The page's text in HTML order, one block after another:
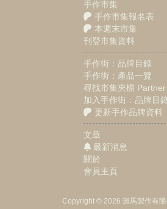
手作市集
手作市集報名表
本週末市集
刊登市集資料
手作街：品牌目錄
手作街：產品一覽
尋找市集夾檔 Partner
加入手作街：品牌目
更新手作品牌資料
文章
最新消息
關於
會員主頁
Copyright © 2026 斑馬製作有限